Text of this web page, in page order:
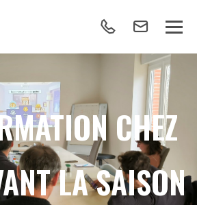
CHEZ
LA SAISON